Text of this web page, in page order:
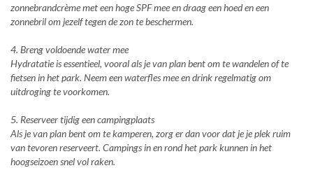
zonnebrandcrème met een hoge SPF mee en draag een hoed en een
zonnebril om jezelf tegen de zon te beschermen.
4. Breng voldoende water mee
Hydratatie is essentieel, vooral als je van plan bent om te wandelen of te
fietsen in het park. Neem een waterfles mee en drink regelmatig om
uitdroging te voorkomen.
5. Reserveer tijdig een campingplaats
Als je van plan bent om te kamperen, zorg er dan voor dat je je plek ruim
van tevoren reserveert. Campings in en rond het park kunnen in het
hoogseizoen snel vol raken.